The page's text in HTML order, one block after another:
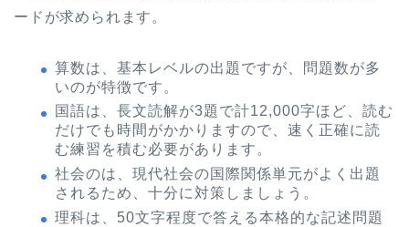
ードが求められます。
算数は、基本レベルの出題ですが、問題数が多
いのが特徴です。
国語は、長文読解が3題で計12,000字ほど、読む
だけでも時間がかかりますので、速く正確に読
む練習を積む必要があります。
社会のは、現代社会の国際関係単元がよく出題
されるため、十分に対策しましょう。
理科は、50文字程度で答える本格的な記述問題